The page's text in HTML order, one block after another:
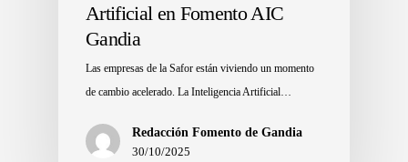
Artificial en Fomento AIC
Gandia
Las empresas de la Safor están viviendo un momento
de cambio acelerado. La Inteligencia Artificial…
Redacción Fomento de Gandia
30/10/2025